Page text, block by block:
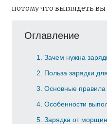
потому что выглядеть вы
Оглавление
1
Зачем нужна
2
Польза зарядки
3 Основные
4 Особенности
5 Зарядка от